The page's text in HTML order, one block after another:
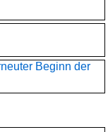
Beginn der